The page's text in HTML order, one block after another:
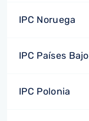
IPC Noruega
IPC Países
IPC Polonia